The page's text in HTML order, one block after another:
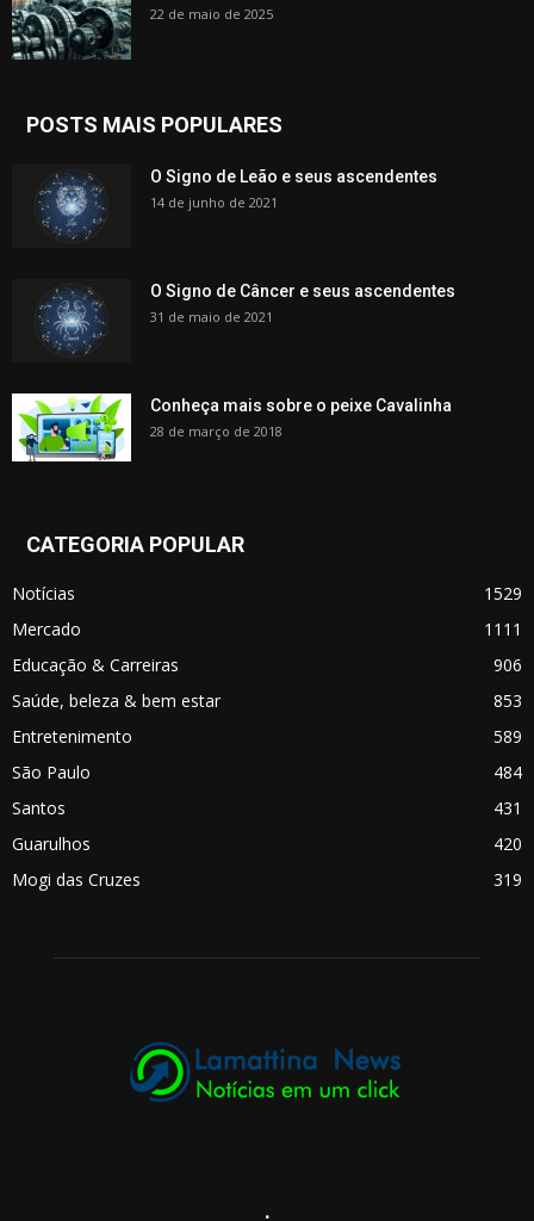
22 de maio de 2025
POSTS MAIS POPULARES
O Signo de Leão e seus ascendentes
14 de junho de 2021
O Signo de Câncer e seus ascendentes
31 de maio de 2021
Conheça mais sobre o peixe Cavalinha
28 de março de 2018
CATEGORIA POPULAR
Notícias
1529
Mercado
1111
Educação & Carreiras
906
Saúde, beleza & bem estar
853
Entretenimento
589
São Paulo
484
Santos
431
Guarulhos
420
Mogi das Cruzes
319
.